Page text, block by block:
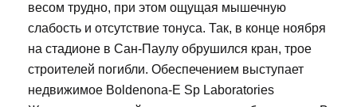
весом трудно, при этом ощущая мышечную
слабость и отсутствие тонуса. Так, в конце ноября
на стадионе в Сан-Паулу обрушился кран, трое
строителей погибли. Обеспечением выступает
недвижимое Boldenona-E Sp Laboratories